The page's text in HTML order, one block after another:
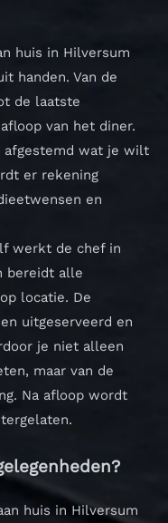
huis in Hilversum
handen. Van de
de laatste
van het diner.
afgestemd wat je wilt
er rekening
en
werkt de chef in
bereidt alle
locatie. De
uitgeserveerd en
je niet alleen
maar van de
Na afloop wordt
huis in Hilversum